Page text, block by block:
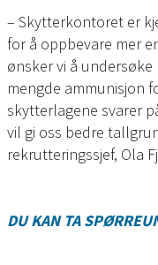
– Skytterkontoret er
for å oppbevare mer
ønsker vi å
mengde ammunisjon
skytterlagene svarer
vil gi oss bedre
rekrutteringssjef, Ola
DU KAN TA